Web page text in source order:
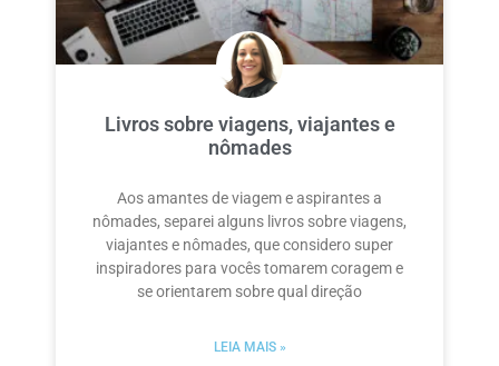
Livros sobre viagens, viajantes e
nômades
Aos amantes de viagem e aspirantes a
nômades, separei alguns livros sobre viagens,
viajantes e nômades, que considero super
inspiradores para vocês tomarem coragem e
se orientarem sobre qual direção
LEIA MAIS »